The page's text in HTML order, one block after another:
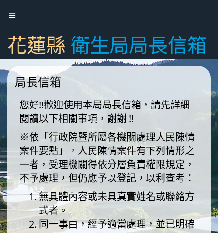
花蓮縣 衛生局局長信箱
局長信箱
您好!!歡迎使用本局局長信箱，請先詳細
閱讀以下相關事項，謝謝 !!
※依「行政院暨所屬各機關處理人民陳情
案件要點」，人民陳情案件有下列情形之
一者，受理機關得依分層負責權限規定，
不予處理，但仍應予以登記，以利查考：
無具體內容或未具真實姓名或聯絡方
式者。
同一事由，經予適當處理，並已明確